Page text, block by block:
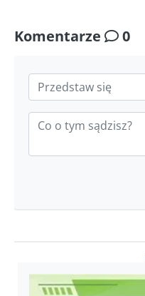
Komentarze 0